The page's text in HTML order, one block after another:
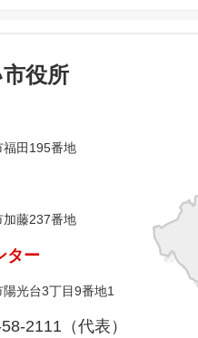
役所
福田195番地
加藤237番地
ター
光台3丁目9番地1
2111（代表）